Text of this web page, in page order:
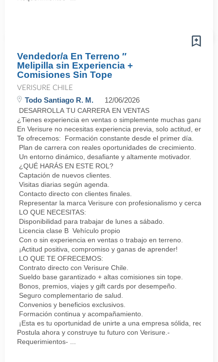
Vendedor/a En Terreno ″
Melipilla sin Experiencia +
Comisiones Sin Tope
VERISURE CHILE
Todo Santiago R. M. 12/06/2026
DESARROLLA TU CARRERA EN VENTAS
¿Tienes experiencia en ventas o simplemente muchas ganas
En Verisure no necesitas experiencia previa, solo actitud,
Te ofrecemos: Formación constante desde el primer día.
Plan de carrera con reales oportunidades de crecimiento.
Un entorno dinámico, desafiante y altamente motivador.
¿QUÉ HARÁS EN ESTE ROL?
Captación de nuevos clientes.
Visitas diarias según agenda.
Contacto directo con clientes finales.
Representar la marca Verisure con profesionalismo y cercanía.
LO QUE NECESITAS:
Disponibilidad para trabajar de lunes a sábado.
Licencia clase B Vehículo propio
Con o sin experiencia en ventas o trabajo en terreno.
¡Actitud positiva, compromiso y ganas de aprender!
LO QUE TE OFRECEMOS:
Contrato directo con Verisure Chile.
Sueldo base garantizado + altas comisiones sin tope.
Bonos, premios, viajes y gift cards por desempeño.
Seguro complementario de salud.
Convenios y beneficios exclusivos.
Formación continua y acompañamiento.
¡Esta es tu oportunidad de unirte a una empresa sólida,
Postula ahora y construye tu futuro con Verisure.-
Requerimientos- ...